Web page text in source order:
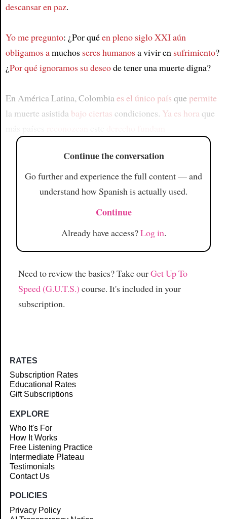
descansar en paz.
Yo me pregunto: ¿Por quéen pleno siglo XXIaún
obligamos amuchos seres humanosa vivir en sufrimiento?
¿Por qué ignoramos su deseode tener una muerte digna?
En América Latina, Colombiaes el único país que permite
la muerte asistida bajo ciertas condiciones. Ya es hora que
Continue the conversation
Go further and experience the full content — and
understand how Spanish is actually used.
Continue
Already have access?Log in.
Need to review the basics? Take ourGet Up To
Speed (G.U.T.S.) course. It's included in your
subscription.
RATES
Subscription Rates
Educational Rates
Gift Subscriptions
EXPLORE
Who It's For
How It Works
Free Listening Practice
Intermediate Plateau
Testimonials
Contact Us
POLICIES
Privacy Policy